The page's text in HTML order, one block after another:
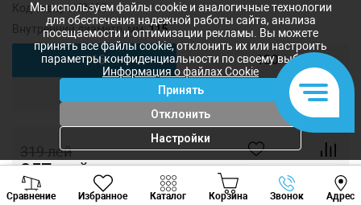
Код товара:f2403
Внутренний диаметр, мм:115
115 130
319лей
257лей
Сравнение Избранное Каталог Корзина Звонок Адрес
Viber Whatsapp
Мы используем файлы cookie и аналогичные технологии
для обеспечения надежной работы сайта, анализа
посещаемости и оптимизации рекламы. Вы можете
принять все файлы cookie, отклонить их или настроить
параметры конфиденциальности по своему выбору.
Информация о файлах Cookie
Принять
Отклонить
Настройки